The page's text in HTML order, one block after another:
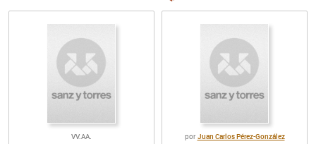
VV.AA. por Juan Carlos Pérez-González